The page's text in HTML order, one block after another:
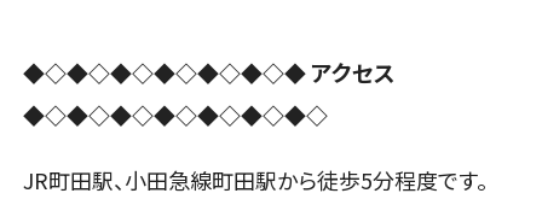
◆◇◆◇◆◇◆◇◆◇◆◇◆アクセス
◆◇◆◇◆◇◆◇◆◇◆◇◆◇
JR町田駅、小田急線町田駅から徒歩5分程度です。